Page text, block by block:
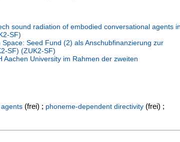
sound radiation of embodied conversational agents
SF)
Seed Fund (2) als Anschubfinanzierung zur
SF) (ZUK2-SF)
University im Rahmen der zweiten
(frei) ; phoneme-dependent directivity (frei) ;